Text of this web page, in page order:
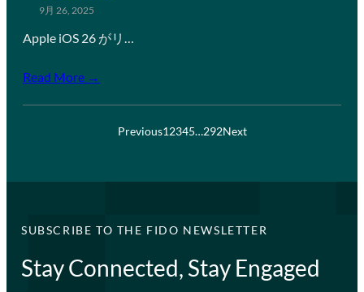
9月 26, 2025
Apple iOS 26 がリ…
Read More →
Previous12345…292Next
SUBSCRIBE TO THE FIDO NEWSLETTER
Stay Connected, Stay Engaged